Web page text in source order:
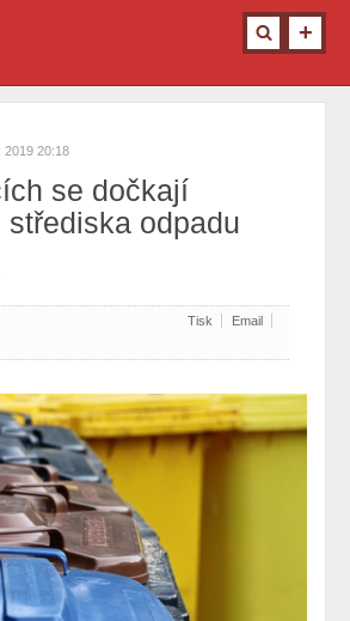
2019 20:18
se dočkají
střediska odpadu
Tisk Email